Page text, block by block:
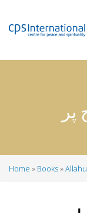
Home Books